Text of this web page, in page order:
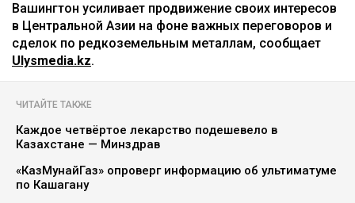
Вашингтон усиливает продвижение своих интересов
в Центральной Азии на фоне важных переговоров и
сделок по редкоземельным металлам, сообщает
Ulysmedia.kz.
ЧИТАЙТЕ ТАКЖЕ
Каждое четвёртое лекарство подешевело в
Казахстане — Минздрав
«КазМунайГаз» опроверг информацию об ультиматуме
по Кашагану